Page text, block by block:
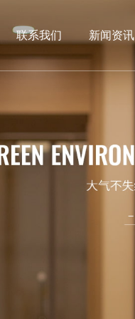
联系我们 新闻资讯